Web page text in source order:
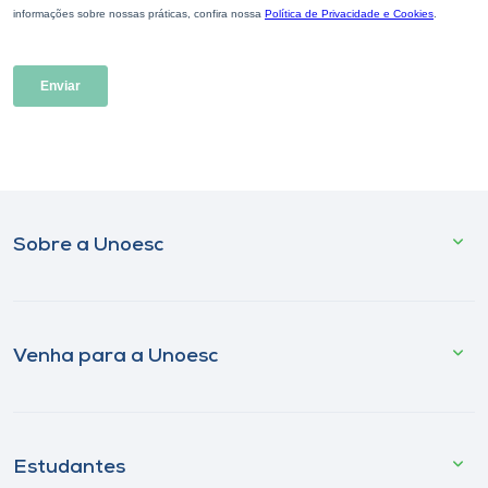
Sobre a Unoesc
Venha para a Unoesc
Estudantes